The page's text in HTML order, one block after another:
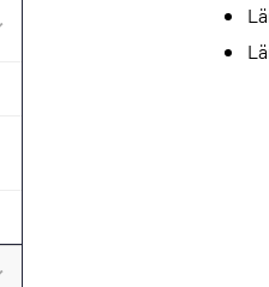
Undermeny för Ceremonier
Undermeny för Aktuellt